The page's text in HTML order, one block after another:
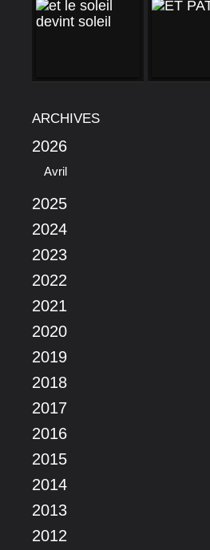
ARCHIVES
2026
Avril
2025
2024
2023
2022
2021
2020
2019
2018
2017
2016
2015
2014
2013
2012